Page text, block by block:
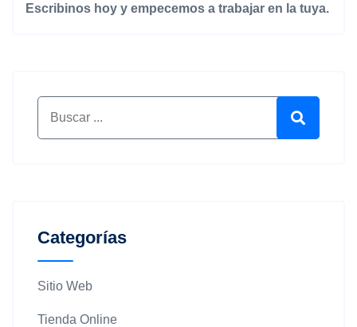
Escribinos hoy y empecemos a trabajar en la tuya.
Categorías
Sitio Web
Tienda Online